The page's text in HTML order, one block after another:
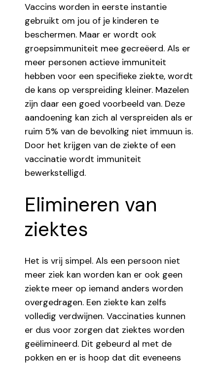
Vaccins worden in eerste instantie
gebruikt om jou of je kinderen te
beschermen. Maar er wordt ook
groepsimmuniteit mee gecreëerd. Als er
meer personen actieve immuniteit
hebben voor een specifieke ziekte, wordt
de kans op verspreiding kleiner. Mazelen
zijn daar een goed voorbeeld van. Deze
aandoening kan zich al verspreiden als er
ruim 5% van de bevolking niet immuun is.
Door het krijgen van de ziekte of een
vaccinatie wordt immuniteit
bewerkstelligd.
Elimineren van
ziektes
Het is vrij simpel. Als een persoon niet
meer ziek kan worden kan er ook geen
ziekte meer op iemand anders worden
overgedragen. Een ziekte kan zelfs
volledig verdwijnen. Vaccinaties kunnen
er dus voor zorgen dat ziektes worden
geëlimineerd. Dit gebeurd al met de
pokken en er is hoop dat dit eveneens